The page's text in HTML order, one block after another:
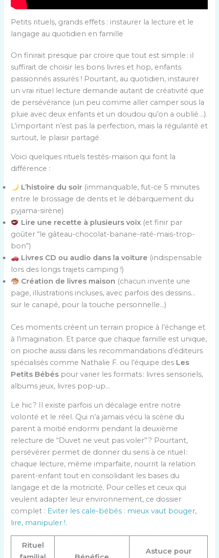
Petits rituels, grands effets : instaurer la lecture et le
langage au quotidien en famille
On finirait presque par croire que tout est simple : il
suffirait de choisir les bons livres et hop, enfants
passionnés assurés ! Pourtant, au quotidien, instaurer
un vrai rituel lecture demande autant de créativité que
de persévérance (un peu comme aller camper sous la
pluie avec deux enfants et un doudou qu’on a oublié …).
L’important n’est pas la perfection, mais la régularité et
surtout, le plaisir partagé.
Voici quelques rituels testés-maison qui font la
différence :
L’histoire du soir (immanquable, fut-ce 5 minutes
entre le brossage de dents et le débarquement du
pyjama-sirène)
Lire une recette à plusieurs voix (et finir par
goûter “le gâteau-chocolat-banane-raté-mais-trop-
bon”)
Livres CD ou audio dans la voiture (indispensable
lors des longs trajets camping !)
Création de livres maison (chacun invente une
page, illustrations incluses, avec parfois des dessins…
sur le canapé, pour la touche personnelle…)
Ces moments créent un terrain propice à l’échange et
à l’imagination. Et parce que chaque famille est unique,
on pioche aussi dans les recommandations d’éditeurs
spécialisés comme Nathalie F. ou l’équipe des Les
Petits Bébés pour varier les formats : livres sensoriels,
albums jeux, livres pop-up…
Le hic ? Il existe parfois un décalage entre notre
volonté et le réel. Qui n’a jamais vécu la scène du
parent à moitié endormi pendant la deuxième
relecture de “Duvet ne veut pas voler” ? Pourtant,
persévérer permet de donner du sens à ce rituel :
chaque lecture, même imparfaite, nourrit la relation
parent-enfant tout en consolidant les bases du
langage et de la motricité. Pour celles et ceux qui
veulent adapter leur environnement, ce dossier
complet : Eviter les cale-bébés : mieux vaut bouger,
lire, manipuler !.
Rituel
Astuce pour